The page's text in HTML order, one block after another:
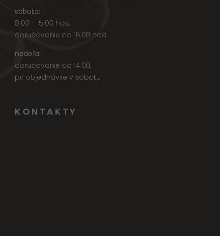
sobota:
8.00 - 15.00 hod.
doručovanie do 16.00 hod
nedeľa:
doručovanie do 14.00,
pri objednávke v sobotu
KONTAKTY